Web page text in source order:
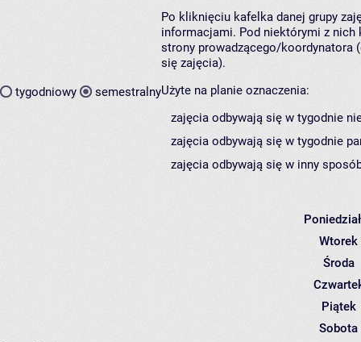
tygodniowy semestralny
Po kliknięciu kafelka danej grupy
informacjami. Pod niektórymi z nich
strony prowadzącego/koordynatora
się zajęcia).
Użyte na planie oznaczenia:
zajęcia odbywają się w tygodnie
zajęcia odbywają się w tygodnie
zajęcia odbywają się w inny
Wtorek
Środa
Piątek
Sobota